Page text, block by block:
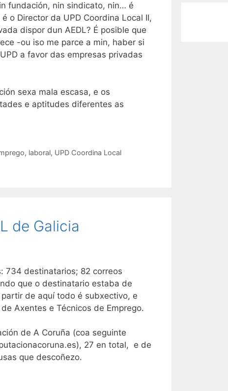
fundación, nin sindicato, nin… é
o Director da UPD Coordina Local II,
dispor dun AEDL? É posible que
-ou iso me parce a min, haber si
a favor das empresas privadas
sexa mala escasa, e os
e aptitudes diferentes as
, laboral, UPD Coordina Local
de Galicia
734 destinatarios; 82 correos
que o destinatario estaba de
de aquí todo é subxectivo, e
Axentes e Técnicos de Emprego.
de A Coruña (coa seguinte
27 en total, e de
que descoñezo.